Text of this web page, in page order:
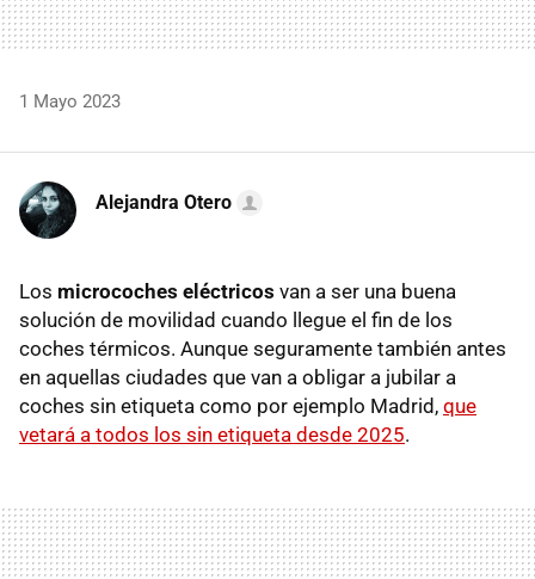
1 Mayo 2023
Alejandra Otero
Los microcoches eléctricos van a ser una buena
solución de movilidad cuando llegue el fin de los
coches térmicos. Aunque seguramente también antes
en aquellas ciudades que van a obligar a jubilar a
coches sin etiqueta como por ejemplo Madrid, que
vetará a todos los sin etiqueta desde 2025.